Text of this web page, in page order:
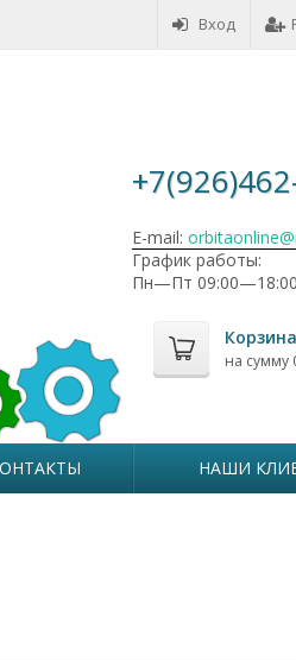
Вход
E-mail:
График работы:
Пн—Пт 09:00—18:00
на сумму
НАШИ